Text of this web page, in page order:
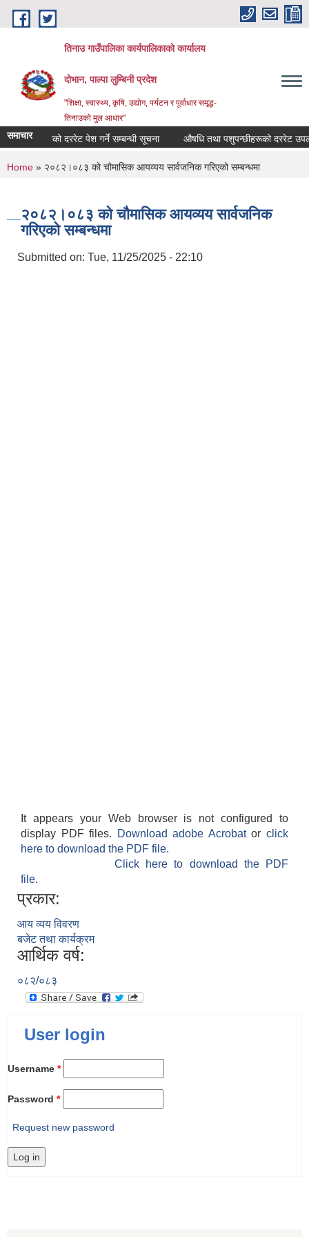
Skip to main content
तिनाउ गाउँपालिका कार्यपालिकाकाे कार्यालय
दोभान, पाल्पा लुम्बिनी प्रदेश
"शिक्षा, स्वास्थ्य, कृषि, उद्योग, पर्यटन र पूर्वाधार समृद्ध-
तिनाउको मुल आधार"
समाचार
कृषि सामाग्रीको दररेट पेश गर्ने सम्बन्धी सूचना औषधि तथा पशुपन्छीहरूको दररेट
You are here
Home » २०८२।०८३ को चौमासिक आयव्यय सार्वजनिक गरिएको सम्बन्धमा
२०८२।०८३ को चौमासिक आयव्यय सार्वजनिक
गरिएको सम्बन्धमा
Submitted on: Tue, 11/25/2025 - 22:10
It appears your Web browser is not configured to
display PDF files.
Download adobe Acrobatorclick
here to download the PDF file.
Click here to download the PDF
file.
प्रकार:
आय व्यय विवरण
बजेट तथा कार्यक्रम
आर्थिक वर्ष:
०८२/०८३
User login
Username *
Password *
Request new password